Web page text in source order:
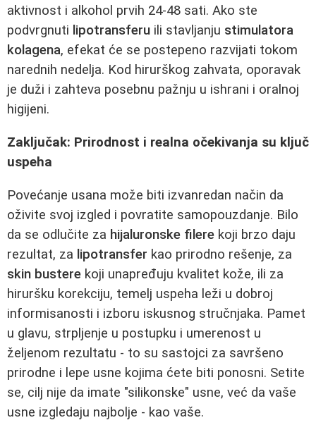
aktivnost i alkohol prvih 24-48 sati. Ako ste
podvrgnuti lipotransferu ili stavljanju stimulatora
kolagena, efekat će se postepeno razvijati tokom
narednih nedelja. Kod hirurškog zahvata, oporavak
je duži i zahteva posebnu pažnju u ishrani i oralnoj
higijeni.
Zaključak: Prirodnost i realna očekivanja su ključ
uspeha
Povećanje usana može biti izvanredan način da
oživite svoj izgled i povratite samopouzdanje. Bilo
da se odlučite za hijaluronske filere koji brzo daju
rezultat, za lipotransfer kao prirodno rešenje, za
skin bustere koji unapređuju kvalitet kože, ili za
hiruršku korekciju, temelj uspeha leži u dobroj
informisanosti i izboru iskusnog stručnjaka. Pamet
u glavu, strpljenje u postupku i umerenost u
željenom rezultatu - to su sastojci za savršeno
prirodne i lepe usne kojima ćete biti ponosni. Setite
se, cilj nije da imate "silikonske" usne, već da vaše
usne izgledaju najbolje - kao vaše.